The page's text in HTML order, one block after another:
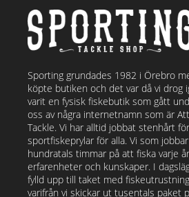
Sporting grundades 1982 i Örebro
köpte butiken och det var då vi drog
varit en fysisk fiskebutik som gått
oss av några internetnamn som är
Tackle. Vi har alltid jobbat stenhårt
sportfiskeprylar för alla. Vi som
hundratals timmar på att fiska varje
erfarenheter och kunskaper. I
fylld upp till taket med
varifrån vi skickar ut tusentals paket